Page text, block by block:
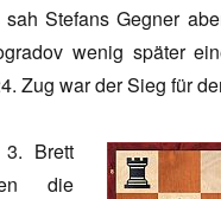
sah Stefans Gegner
wenig später
Zug war der Sieg für
Brett
die